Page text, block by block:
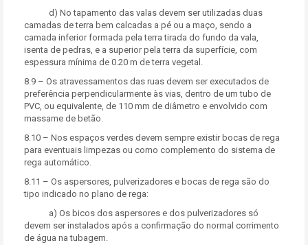
d) No tapamento das valas devem ser utilizadas duas
camadas de terra bem calcadas a pé ou a maço, sendo a
camada inferior formada pela terra tirada do fundo da vala,
isenta de pedras, e a superior pela terra da superfície, com
espessura mínima de 0.20 m de terra vegetal.
8.9 – Os atravessamentos das ruas devem ser executados de
preferência perpendicularmente às vias, dentro de um tubo de
PVC, ou equivalente, de 110 mm de diâmetro e envolvido com
massame de betão.
8.10 – Nos espaços verdes devem sempre existir bocas de rega
para eventuais limpezas ou como complemento do sistema de
rega automático.
8.11 – Os aspersores, pulverizadores e bocas de rega são do
tipo indicado no plano de rega:
a) Os bicos dos aspersores e dos pulverizadores só
devem ser instalados após a confirmação do normal corrimento
de água na tubagem.